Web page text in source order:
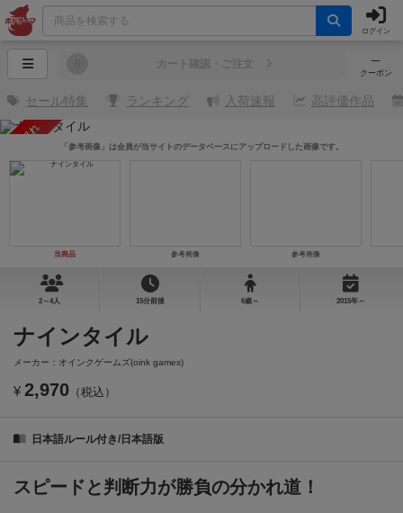
ログイン
─
クーポン
カート確認・ご注文
セール特集 ランキング 入荷速報 高評価作品
売り切れ
当商品 参考画像 参考画像
「参考画像」は会員が当サイトのデータベースにアップロードした画像です。
2～4人 15分前後 6歳～ 2015年～
ナインタイル
メーカー：オインクゲームズ(oink games)
¥ 2,970 （税込）
日本語ルール付き/日本語版
スピードと判断力が勝負の分かれ道！